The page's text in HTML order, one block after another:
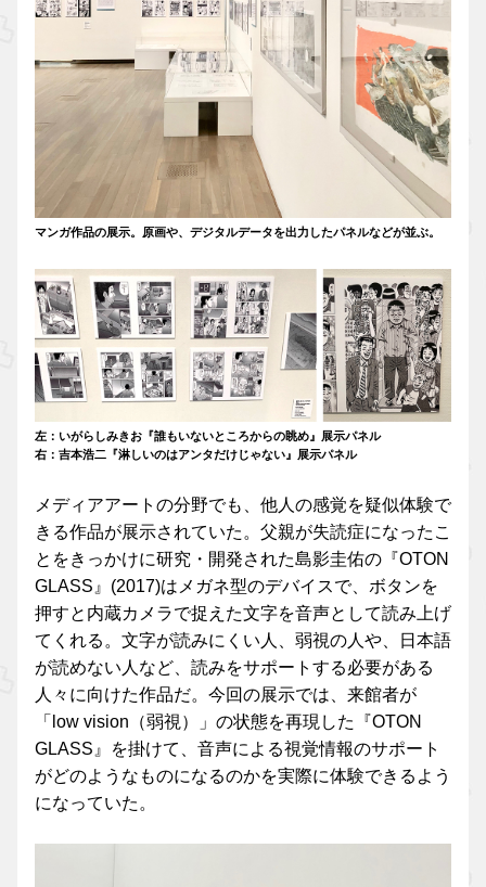
マンガ作品の展示。原画や、デジタルデータを出力したパネルなどが並ぶ。
左：いがらしみきお『誰もいないところからの眺め』展示パネル
右：吉本浩二『淋しいのはアンタだけじゃない』展示パネル
メディアアートの分野でも、他人の感覚を疑似体験で
きる作品が展示されていた。父親が失読症になったこ
とをきっかけに研究・開発された島影圭佑の『OTON
GLASS』(2017)はメガネ型のデバイスで、ボタンを
押すと内蔵カメラで捉えた文字を音声として読み上げ
てくれる。文字が読みにくい人、弱視の人や、日本語
が読めない人など、読みをサポートする必要がある
人々に向けた作品だ。今回の展示では、来館者が
「low vision（弱視）」の状態を再現した『OTON
GLASS』を掛けて、音声による視覚情報のサポート
がどのようなものになるのかを実際に体験できるよう
になっていた。